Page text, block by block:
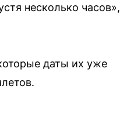
несколько часов»,
даты их уже